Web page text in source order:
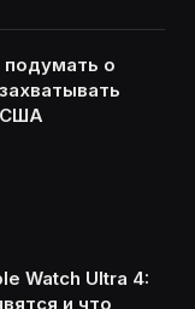
подумать о
США
Watch Ultra 4:
и что